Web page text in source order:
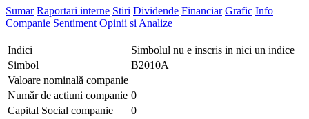
Sumar Raportari interne Stiri Dividende Financiar Grafic Info
Companie Sentiment Opinii si Analize
Indici
Simbolul nu e inscris in nici un indice
Simbol
B2010A
Valoare nominală companie
Număr de actiuni companie 0
Capital Social companie
0